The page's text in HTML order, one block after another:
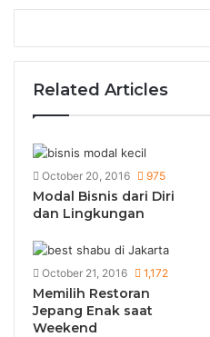
Related Articles
October 20, 2016 975
Modal Bisnis dari Diri
dan Lingkungan
October 21, 2016 1,172
Memilih Restoran
Jepang Enak saat
Weekend